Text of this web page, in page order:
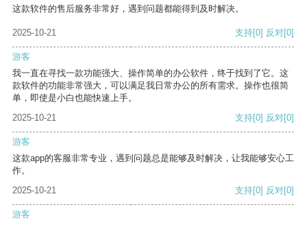
这款软件的售后服务非常好，遇到问题都能得到及时解决。
2025-10-21 支持[0] 反对[0]
游客
我一直在寻找一款功能强大、操作简单的办公软件，终于找到了它。这
款软件的功能非常强大，可以满足我日常办公的所有需求。操作也很简
单，即使是小白也能快速上手。
2025-10-21
支持[0] 反对[0]
游客
这款app的客服非常专业，遇到问题总是能够及时解决，让我能够安心工
作。
2025-10-21
支持[0] 反对[0]
游客